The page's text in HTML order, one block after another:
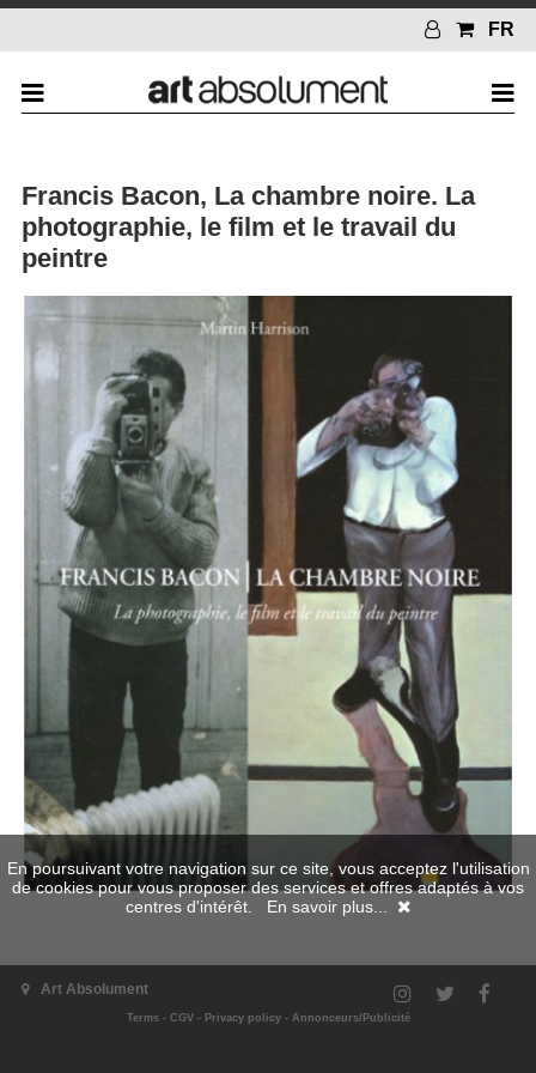
FR
Francis Bacon, La chambre noire. La
photographie, le film et le travail du
peintre
buy with our partner Amazon
Back on the top
Art Absolument
Terms- CGV- Privacy policy- Annonceurs/Publicité
En poursuivant votre navigation sur ce site, vous acceptez l'utilisation
de cookies pour vous proposer des services et offres adaptés à vos
centres d'intérêt. En savoir plus...